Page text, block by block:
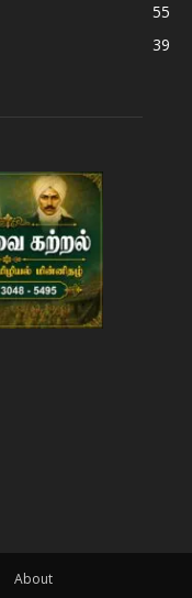
55
39
About